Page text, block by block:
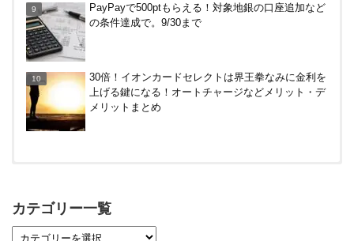
らえる！7/1朝まで
PayPayで500ptもらえる！対象地銀の口座追加など
の条件達成で。9/30まで
30倍！イオンカードセレクトは界王拳なみに金利を
上げる鍵になる！オートチャージなどメリット・デ
メリットまとめ
カテゴリー一覧